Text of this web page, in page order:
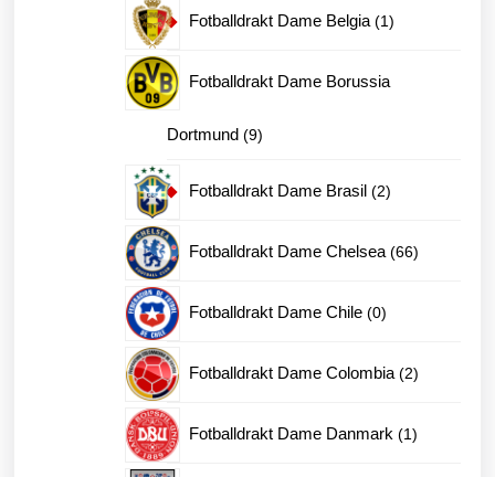
produkter
Fotballdrakt Dame Belgia 11
Fotballdrakt Dame Borussia
Dortmund 99
Fotballdrakt Dame Brasil 22
Fotballdrakt Dame Chelsea 6666
Fotballdrakt Dame Chile 00
Fotballdrakt Dame Colombia 22
Fotballdrakt Dame Danmark 11